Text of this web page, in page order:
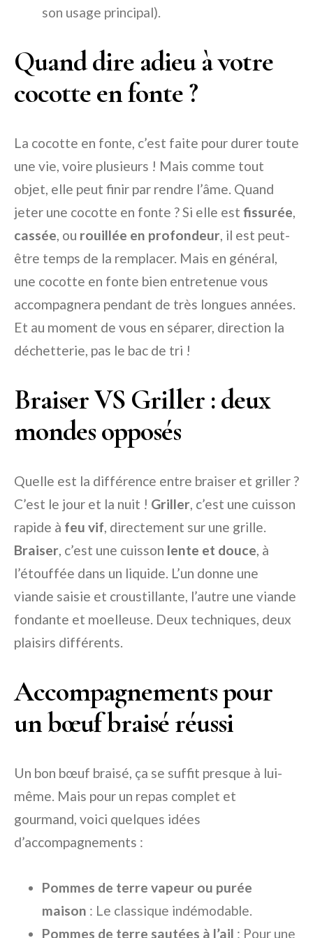
son usage principal).
Quand dire adieu à votre
cocotte en fonte ?
La cocotte en fonte, c’est faite pour durer toute
une vie, voire plusieurs ! Mais comme tout
objet, elle peut finir par rendre l’âme. Quand
jeter une cocotte en fonte ? Si elle est fissurée
cassée , ou rouillée en profondeur , il est peut-
être temps de la remplacer. Mais en général,
une cocotte en fonte bien entretenue vous
accompagnera pendant de très longues années.
Et au moment de vous en séparer, direction la
déchetterie, pas le bac de tri !
Braiser VS Griller : deux
mondes opposés
Quelle est la différence entre braiser et griller ?
C’est le jour et la nuit ! Griller , c’est une cuisson
rapide à feu vif , directement sur une grille.
Braiser , c’est une cuisson lente et douce , à
l’étouffée dans un liquide. L’un donne une
viande saisie et croustillante, l’autre une viande
fondante et moelleuse. Deux techniques, deux
plaisirs différents.
Accompagnements pour
un bœuf braisé réussi
Un bon bœuf braisé, ça se suffit presque à lui-
même. Mais pour un repas complet et
gourmand, voici quelques idées
d’accompagnements :
Pommes de terre vapeur ou purée
maison : Le classique indémodable.
Pommes de terre sautées à l’ail : Pour une